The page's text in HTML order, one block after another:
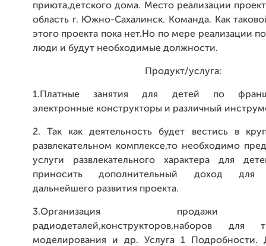
приюта,детского дома. Место реализации
область г. Южно-Сахалинск. Команда. Как
этого проекта пока нет.Но по мере реализации
люди и будут необходимые должности.
Продукт/услуга:
1.Платные занятия для детей по
электронные конструкторы и различный
2. Так как деятельность будет вестись в
развлекательном комплексе,то необходимо
услуги развлекательного характера для
приносить дополнительный доход для
дальнейшего развития проекта.
3.Организация продажи
радиодеталей,конструкторов,наборов для
моделирования и др. Услуга 1 Подробности.